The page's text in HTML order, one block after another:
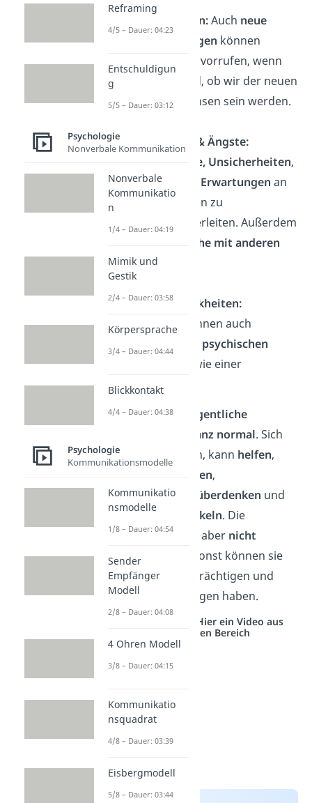
Neue Situationen:Auch neue
Herausforderungen können
Selbstzweifel hervorrufen, wenn
wir unsicher sind, ob wir der neuen
Situation gewachsen sein werden.
Unsicherheiten & Ängste:
Ängste, Unsicherheiten,
Stressund hohe Erwartungen an
uns selbst können zu
Selbstzweifeln verleiten. Außerdem
Vergleiche mit anderen
verunsichern.
Psychische Krankheiten:
Selbstzweifel können auch
psychischen
sein, wie einer
Depression
Gut zu wissen:Gelegentliche
ganz normal. Sich
selbst zu reflektieren, kann helfen,
Probleme zu erkennen,
Entscheidungen zu überdenken und
sich weiterzuentwickeln. Die
Selbstzweifel sollten aber nicht
überhandnehmen
, sonst können sie
uns erheblich beeinträchtigen und
schwerwiegende Folgen haben.
Studyflix vernetzt: Hier ein Video aus
einem anderen Bereich
Reframing
4/5 – Dauer: 04:23
Entschuldigun
g
5/5 – Dauer: 03:12
Psychologie
Nonverbale Kommunikation
Nonverbale
Kommunikatio
n
1/4 – Dauer: 04:19
Mimik und
Gestik
2/4 – Dauer: 03:58
Körpersprache
3/4 – Dauer: 04:44
Blickkontakt
4/4 – Dauer: 04:38
Psychologie
Kommunikationsmodelle
Kommunikatio
nsmodelle
1/8 – Dauer: 04:54
Sender
Empfänger
Modell
2/8 – Dauer: 04:08
4 Ohren Modell
3/8 – Dauer: 04:15
Kommunikatio
nsquadrat
4/8 – Dauer: 03:39
Eisbergmodell
5/8 – Dauer: 03:44